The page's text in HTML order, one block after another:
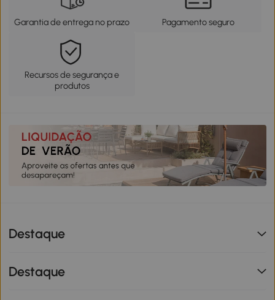
Garantia de entrega no prazo Pagamento seguro
Recursos de segurança e
produtos
Destaque
Destaque